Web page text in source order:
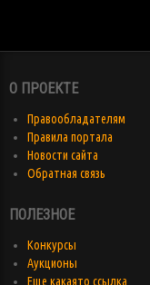
О ПРОЕКТЕ
Правообладателям
Правила портала
Новости сайта
Обратная связь
ПОЛЕЗНОЕ
Конкурсы
Аукционы
Еще какаято ссылка